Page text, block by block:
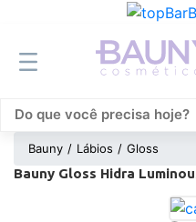
Bauny Lábios Gloss
Bauny Gloss Hidra